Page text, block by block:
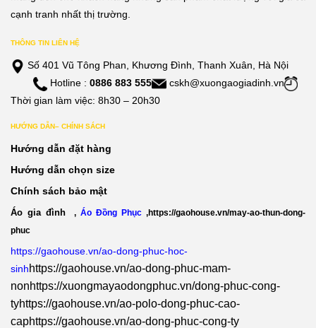
cạnh tranh nhất thị trường.
THÔNG TIN LIÊN HỆ
Số 401 Vũ Tông Phan, Khương Đình, Thanh Xuân, Hà Nội
Hotline : 0886 883 555
cskh@xuongaogiadinh.vn
Thời gian làm việc: 8h30 – 20h30
HƯỚNG DẪN– CHÍNH SÁCH
Hướng dẫn đặt hàng
Hướng dẫn chọn size
Chính sách bảo mật
Áo gia đình , Áo Đồng Phục ,https://gaohouse.vn/may-ao-thun-dong-
phuc
https://gaohouse.vn/ao-dong-phuc-hoc-
sinhhttps://gaohouse.vn/ao-dong-phuc-mam-
nonhttps://xuongmayaodongphuc.vn/dong-phuc-cong-
tyhttps://gaohouse.vn/ao-polo-dong-phuc-cao-
caphttps://gaohouse.vn/ao-dong-phuc-cong-ty